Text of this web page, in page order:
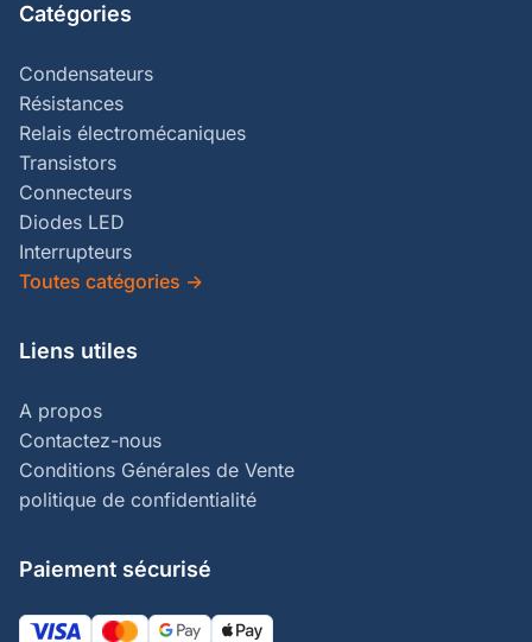
Catégories
Condensateurs
Résistances
Relais électromécaniques
Transistors
Connecteurs
Diodes LED
Interrupteurs
Toutes catégories →
Liens utiles
A propos
Contactez-nous
Conditions Générales de Vente
politique de confidentialité
Paiement sécurisé